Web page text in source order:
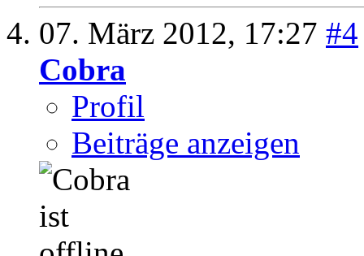
07. März 2012, 17:27 #4
Cobra
Profil
Beiträge anzeigen